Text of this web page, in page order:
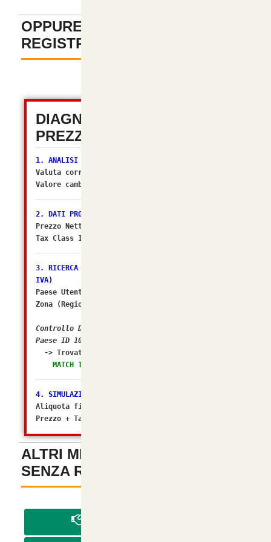
OPPURE PAGA SENZA
REGISTRAZIONE
DIAGNOSTICA TOTALE
PREZZI (OSC 2.2)
1. ANALISI VALUTA
Valuta corrente:
Valore cambio (Multiplier):
2. DATI PRODOTTO
Prezzo Netto DB: 86.3636
Tax Class ID: 1
3. RICERCA ZONA FISCALE (Il sospettato per NO
IVA)
Paese Utente/Store ID: 105
Zona (Regione) ID: 238
Controllo DB: In quali Zone Fiscali rientra il
Paese ID 105?
-> Trovato in Geo Zone ID:
MATCH TROVATO! Tasso configurato: 10.0000%
4. SIMULAZIONE FINALE
Aliquota finale calcolata da osC: 10%
Prezzo + Tasse (Matematico): 94.99996
ALTRI METODI DI PAGAMENTO
SENZA REGISTRAZIONE